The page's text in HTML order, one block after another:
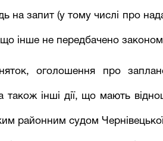
на запит (у тому числі про
інше не передбачено
оголошення про
також інші дії, що мають
районним судом